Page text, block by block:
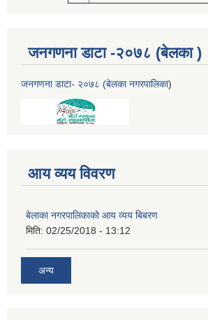
जनगणना डाटा -२०७८ (बेलका )
जनगणना डाटा- २०७८ (बेलका नगरपालिका)
आय व्यय विवरण
बेलाका नगरपालिकाको आय व्यय बिबरण
मिति: 02/25/2018 - 13:12
अन्य